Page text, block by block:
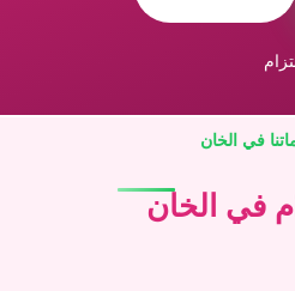
في الخان
في الخان